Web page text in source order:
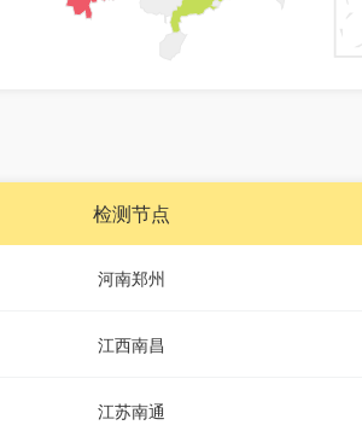
检测节点
河南郑州
江西南昌
江苏南通